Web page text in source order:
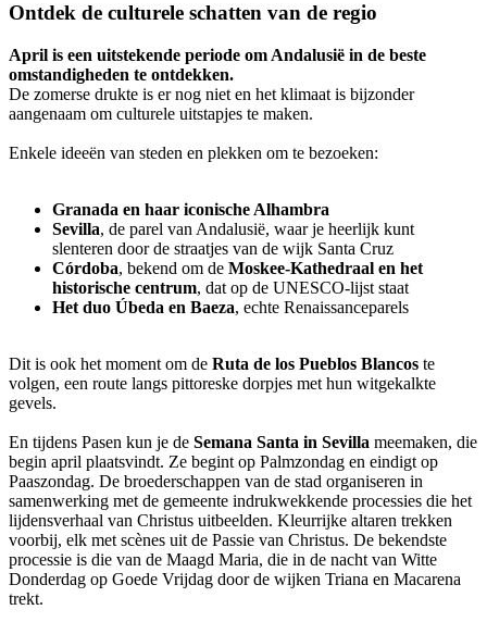
Ontdek de culturele schatten van de regio
April is een uitstekende periode om Andalusië in de beste
omstandigheden te ontdekken.
De zomerse drukte is er nog niet en het klimaat is bijzonder
aangenaam om culturele uitstapjes te maken.
Enkele ideeën van steden en plekken om te bezoeken:
Granada en haar iconische Alhambra
Sevilla, de parel van Andalusië, waar je heerlijk kunt
slenteren door de straatjes van de wijk Santa Cruz
Córdoba, bekend om de Moskee-Kathedraal en het
historische centrum, dat op de UNESCO-lijst staat
Het duo Úbeda en Baeza, echte Renaissanceparels
Dit is ook het moment om de Ruta de los Pueblos Blancos te
volgen, een route langs pittoreske dorpjes met hun witgekalkte
gevels.
En tijdens Pasen kun je de Semana Santa in Sevilla meemaken, die
begin april plaatsvindt. Ze begint op Palmzondag en eindigt op
Paaszondag. De broederschappen van de stad organiseren in
samenwerking met de gemeente indrukwekkende processies die het
lijdensverhaal van Christus uitbeelden. Kleurrijke altaren trekken
voorbij, elk met scènes uit de Passie van Christus. De bekendste
processie is die van de Maagd Maria, die in de nacht van Witte
Donderdag op Goede Vrijdag door de wijken Triana en Macarena
trekt.